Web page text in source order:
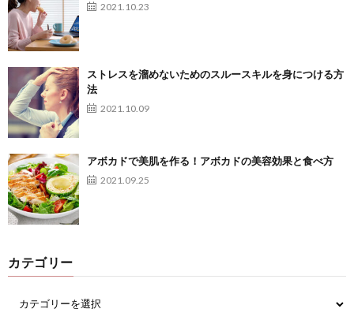
2021.10.23
ストレスを溜めないためのスルースキルを身につける方
法
2021.10.09
アボカドで美肌を作る！アボカドの美容効果と食べ方
2021.09.25
カテゴリー